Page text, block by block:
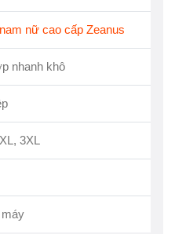
nữ cao cấp Zeanus
nhanh khô
3XL
máy